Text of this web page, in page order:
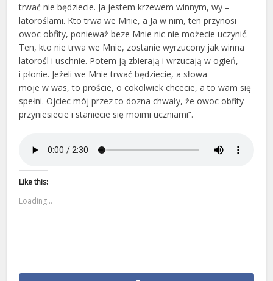
trwać nie będziecie. Ja jestem krzewem winnym, wy –
latoroślami. Kto trwa we Mnie, a Ja w nim, ten przynosi
owoc obfity, ponieważ beze Mnie nic nie możecie uczynić.
Ten, kto nie trwa we Mnie, zostanie wyrzucony jak winna
latorośl i uschnie. Potem ją zbierają i wrzucają w ogień,
i płonie. Jeżeli we Mnie trwać będziecie, a słowa
moje w was, to proście, o cokolwiek chcecie, a to wam się
spełni. Ojciec mój przez to dozna chwały, że owoc obfity
przyniesiecie i staniecie się moimi uczniami”.
Like this:
Loading...